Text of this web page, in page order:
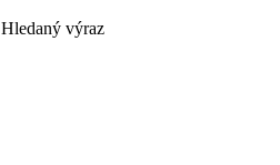
Hledaný výraz